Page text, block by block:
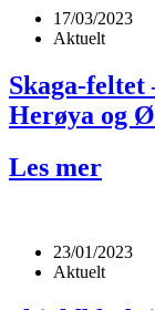
17/03/2023
Aktuelt
Skaga-
Herøya og
Les mer
23/01/2023
Aktuelt